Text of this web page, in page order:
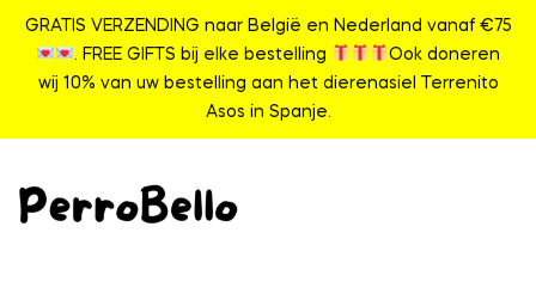
GRATIS VERZENDING naar België en Nederland vanaf €75
. FREE GIFTS bij elke bestelling
Ook doneren
wij 10% van uw bestelling aan het dierenasiel Terrenito
Asos in Spanje.